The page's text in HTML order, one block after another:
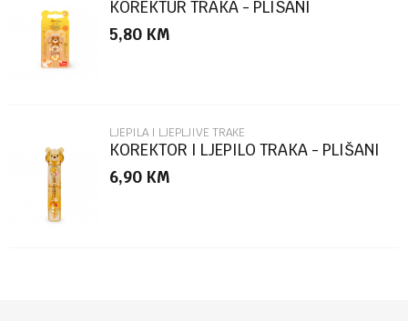
POŠALJI
KOREKTUR TRAKA - PLISANI
MEDVJEDICI CTCAT0004
5,80 KM
LJEPILA I LJEPLJIVE TRAKE
KOREKTOR I LJEPILO TRAKA - PLIŠANI
MEDVJEDIĆ CGT0002
6,90 KM